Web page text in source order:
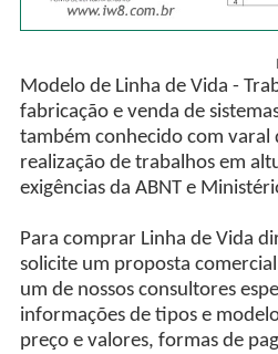
Modelo de Linha de Vida -
fabricação e venda de
também conhecido com varal
realização de trabalhos em
exigências da ABNT e
Para comprar Linha de Vida
solicite um proposta
um de nossos consultores
informações de tipos e
preço e valores, formas de